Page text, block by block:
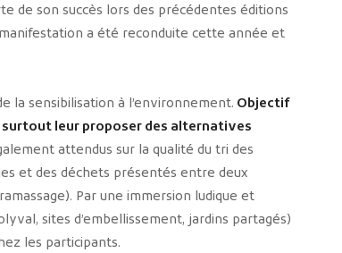
de son succès lors des précédentes éditions
a été reconduite cette année et
la sensibilisation à l’environnement. Objectif
leur proposer des alternatives
attendus sur la qualité du tri des
et des déchets présentés entre deux
Par une immersion ludique et
sites d’embellissement, jardins partagés)
les participants.